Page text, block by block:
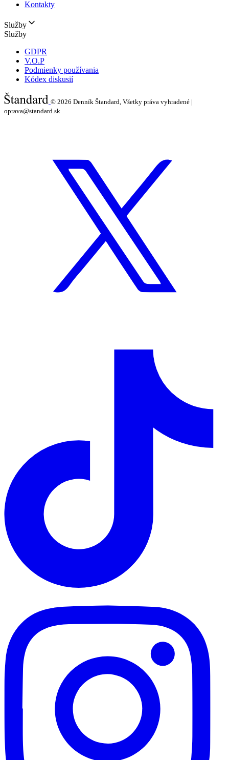
Kontakty
Služby
Služby
GDPR
V.O.P
Podmienky používania
Kódex diskusií
© 2026 Denník Štandard, Všetky práva vyhradené |
oprava@standard.sk